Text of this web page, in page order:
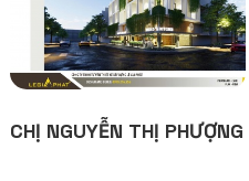
CHỊ NGUYỄN THỊ PHƯỢNG